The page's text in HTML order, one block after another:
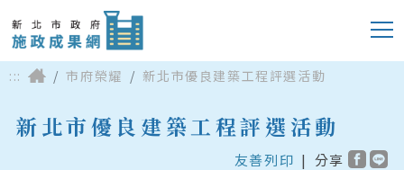
::: 市府榮耀 新北市優良建築工程評選活動
新北市優良建築工程評選活動
友善列印 | 分享